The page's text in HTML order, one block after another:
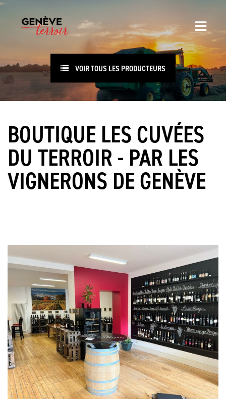
VOIR TOUS LES PRODUCTEURS
BOUTIQUE LES CUVÉES
DU TERROIR - PAR LES
VIGNERONS DE GENÈVE